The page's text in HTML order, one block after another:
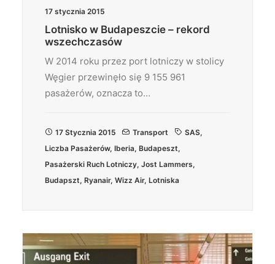
17 stycznia 2015
Lotnisko w Budapeszcie – rekord
wszechczasów
W 2014 roku przez port lotniczy w stolicy
Węgier przewinęło się 9 155 961
pasażerów, oznacza to…
17 Stycznia 2015 Transport SAS,
Liczba Pasażerów, Iberia, Budapeszt,
Pasażerski Ruch Lotniczy, Jost Lammers,
Budapszt, Ryanair, Wizz Air, Lotniska